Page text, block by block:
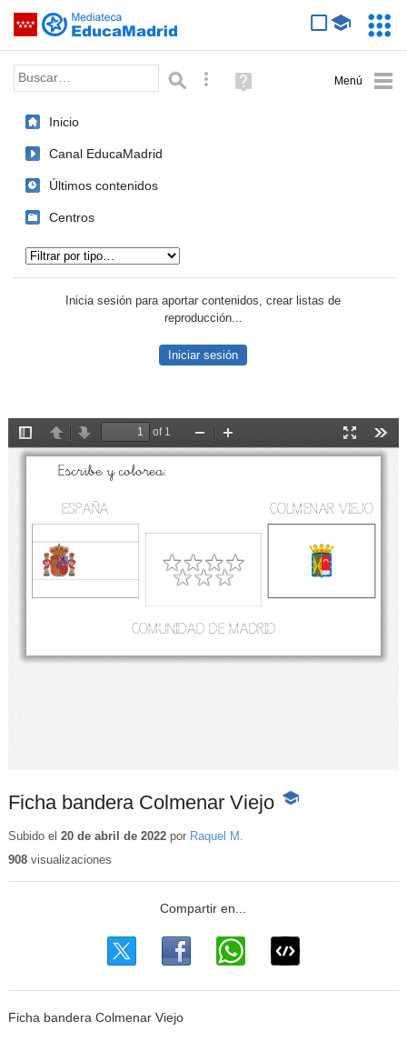
Saltar navegación
Palabra o frase: Búsqueda avanzada
Ayuda
(en
Inicio
Canal EducaMadrid
Últimos contenidos
Centros
Inicia sesión para aportar contenidos, crear listas de
reproducción...
Iniciar sesión
Ficha bandera Colmenar Viejo -
Subido el 20 de abril de 2022por Raquel M.
908visualizaciones
Ficha bandera Colmenar Viejo